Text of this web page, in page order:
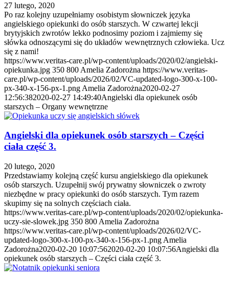
27 lutego, 2020
Po raz kolejny uzupełniamy osobistym słowniczek języka
angielskiego opiekunki do osób starszych. W czwartej lekcji
brytyjskich zwrotów lekko podnosimy poziom i zajmiemy się
słówka odnoszącymi się do układów wewnętrznych człowieka. Ucz
się z nami!
https://www.veritas-care.pl/wp-content/uploads/2020/02/angielski-
opiekunka.jpg 350 800 Amelia Zadorożna https://www.veritas-
care.pl/wp-content/uploads/2026/02/VC-updated-logo-300-x-100-
px-340-x-156-px-1.png Amelia Zadorożna2020-02-27
12:56:382020-02-27 14:49:40Angielski dla opiekunek osób
starszych – Organy wewnętrzne
Angielski dla opiekunek osób starszych – Części
ciała część 3.
20 lutego, 2020
Przedstawiamy kolejną część kursu angielskiego dla opiekunek
osób starszych. Uzupełnij swój prywatny słowniczek o zwroty
niezbędne w pracy opiekunki do osób starszych. Tym razem
skupimy się na solnych częściach ciała.
https://www.veritas-care.pl/wp-content/uploads/2020/02/opiekunka-
uczy-sie-slowek.jpg 350 800 Amelia Zadorożna
https://www.veritas-care.pl/wp-content/uploads/2026/02/VC-
updated-logo-300-x-100-px-340-x-156-px-1.png Amelia
Zadorożna2020-02-20 10:07:562020-02-20 10:07:56Angielski dla
opiekunek osób starszych – Części ciała część 3.